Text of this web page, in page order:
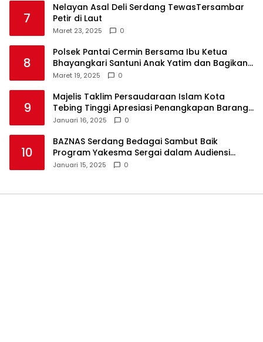
7
Nelayan Asal Deli Serdang TewasTersambar
Petir di Laut
Maret 23, 2025 0
8
Polsek Pantai Cermin Bersama Ibu Ketua
Bhayangkari Santuni Anak Yatim dan Bagikan
Takjil
Maret 19, 2025 0
9
Majelis Taklim Persaudaraan Islam Kota
Tebing Tinggi Apresiasi Penangkapan Barang
Haram
Januari 16, 2025 0
10
BAZNAS Serdang Bedagai Sambut Baik
Program Yakesma Sergai dalam Audiensi
Perkenalan Pengurus Baru
Januari 15, 2025 0